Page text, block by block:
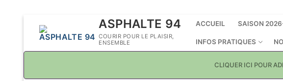
ASPHALTE 94
COURIR POUR LE PLAISIR,
ENSEMBLE
ACCUEIL SAISON
INFOS PRATIQUES
CLIQUER ICI POUR